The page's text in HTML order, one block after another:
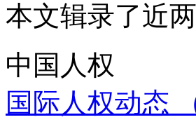
本文辑录了近
中国人权
国际人权动态